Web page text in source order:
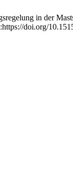
in der
doi.org/